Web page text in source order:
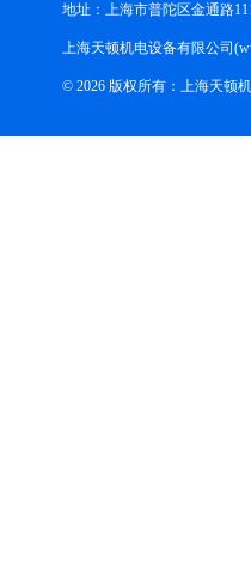
地址：上海市普陀区金通路
上海天顿机电设备有限公司
© 2026 版权所有：上海天顿